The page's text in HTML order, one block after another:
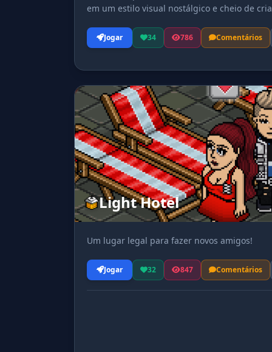
em um estilo visual nostálgico e cheio de
Jogar 34 786 Comentários
Light Hotel
Um lugar legal para fazer novos amigos!
Jogar 32 847 Comentários